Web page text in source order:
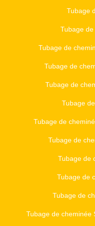
Tubage
Tubage
Tubage de
Tubage de
Tubage de
Tubage
Tubage de
Tubage de
Tubage de
Tubage de
Tubage de
Tubage de cheminée